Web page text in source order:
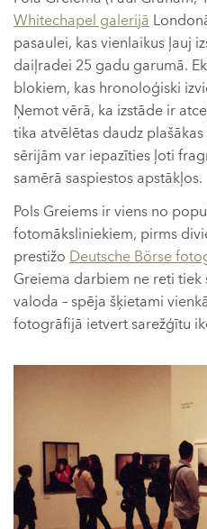
Whitechapel galerijā
pasaulei, kas vienlaikus ļauj
daiļradei 25 gadu garumā.
blokiem, kas hronoloģiski
Ņemot vērā, ka izstāde ir
tika atvēlētas daudz
sērijām var iepazīties ļoti
samērā saspiestos apstākļos.
Pols Greiems ir viens no
fotomāksliniekiem, pirms
prestižo Deutsche Börse
Greiema darbiem ne reti tiek
valoda – spēja šķietami
fotogrāfijā ietvert sarežģītu